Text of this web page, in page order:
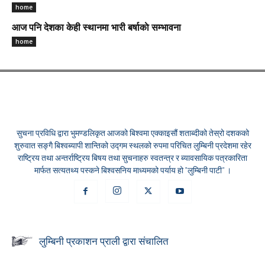
home
आज पनि देशका केही स्थानमा भारी बर्षाकाे सम्भावना
home
सुचना प्रविधि द्वारा भुमण्डलिकृत आजको बिश्वमा एक्काइसौं शताब्दीको तेस्रो दशकको
शुरुवात सङ्गै बिश्वब्यापी शान्तिको उद्गम स्थलको रुपमा परिचित लुम्बिनी प्रदेशमा रहेर
राष्ट्रिय तथा अन्तर्राष्ट्रिय बिषय तथा सुचनाहरु स्वतन्त्र र ब्यावसायिक पत्रकारिता
मार्फत सत्यतथ्य पस्कने बिश्वसनिय माध्यमको पर्याय हो "लुम्बिनी पाटी" ।
लुम्बिनी प्रकाशन प्राली द्वारा संचालित